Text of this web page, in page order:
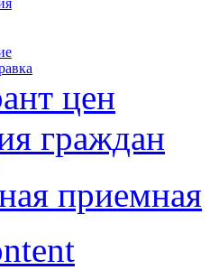
цен
граждан
приемная